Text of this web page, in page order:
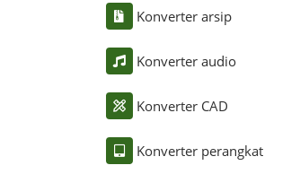
Konverter arsip
Konverter audio
Konverter CAD
Konverter perangkat